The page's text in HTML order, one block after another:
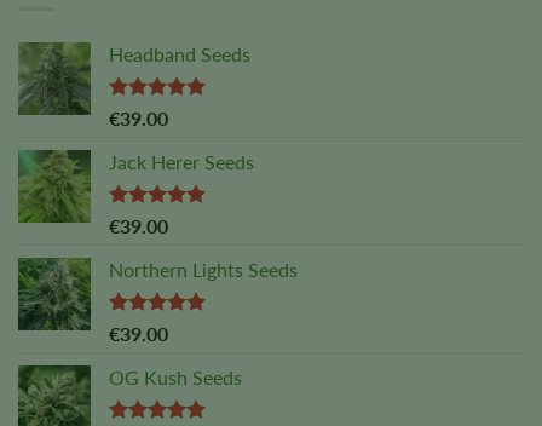
Headband Seeds
Note :
€39.00
Jack Herer Seeds
Note :
€39.00
Northern Lights Seeds
Note :
€39.00
OG Kush Seeds